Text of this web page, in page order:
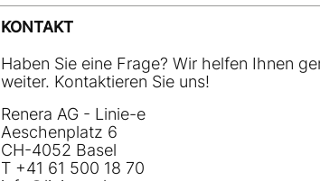
KONTAKT
Haben Sie eine Frage? Wir helfen Ihnen
weiter. Kontaktieren Sie uns!
Renera AG - Linie-e
Aeschenplatz 6
CH-4052 Basel
T +41 61 500 18 70